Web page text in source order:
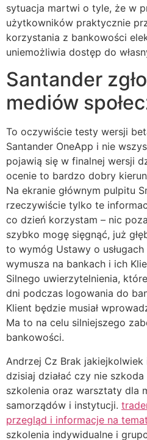
sytuacja martwi o tyle, że w
użytkowników praktycznie
korzystania z bankowości
uniemożliwia dostęp do
Santander
mediów
To oczywiście testy wersji
Santander OneApp i nie
pojawią się w finalnej wersji
ocenie to bardzo dobry
Na ekranie głównym pulpitu
rzeczywiście tylko te
co dzień korzystam – nic
szybko mogę sięgnąć, już
to wymóg Ustawy o
wymusza na bankach i ich
Silnego uwierzytelnienia,
dni podczas logowania do
Klient będzie musiał
Ma to na celu silniejszego
bankowości.
Andrzej Cz Brak
dzisiaj działać czy nie
szkolenia oraz warsztaty dla
samorządów i instytucji.
przegląd i informacje na
szkolenia indywidualne i